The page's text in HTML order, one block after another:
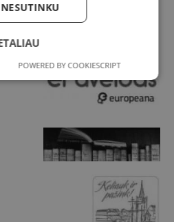
POWERED BY COOKIESCRIPT